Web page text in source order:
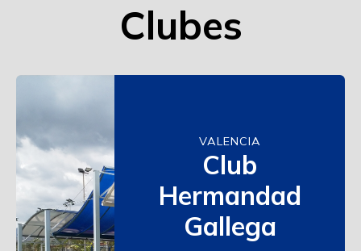
Clubes
VALENCIA
Club
Hermandad
Gallega